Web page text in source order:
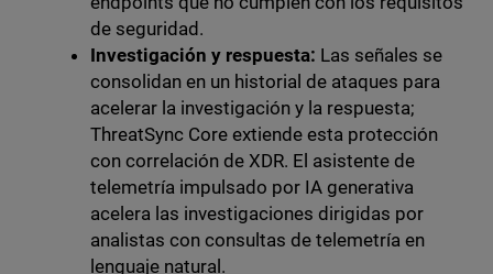
de seguridad.
Investigación y respuesta: Las señales se
consolidan en un historial de ataques para
acelerar la investigación y la respuesta;
ThreatSync Core extiende esta protección
con correlación de XDR. El asistente de
telemetría impulsado por IA generativa
acelera las investigaciones dirigidas por
analistas con consultas de telemetría en
lenguaje natural.